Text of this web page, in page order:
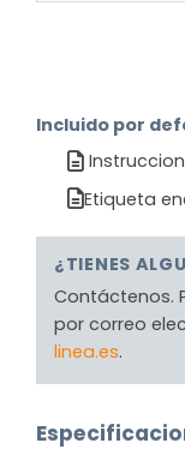
Incluido por
Etiqueta
¿TIENES
Contáctenos.
por correo
linea.es.